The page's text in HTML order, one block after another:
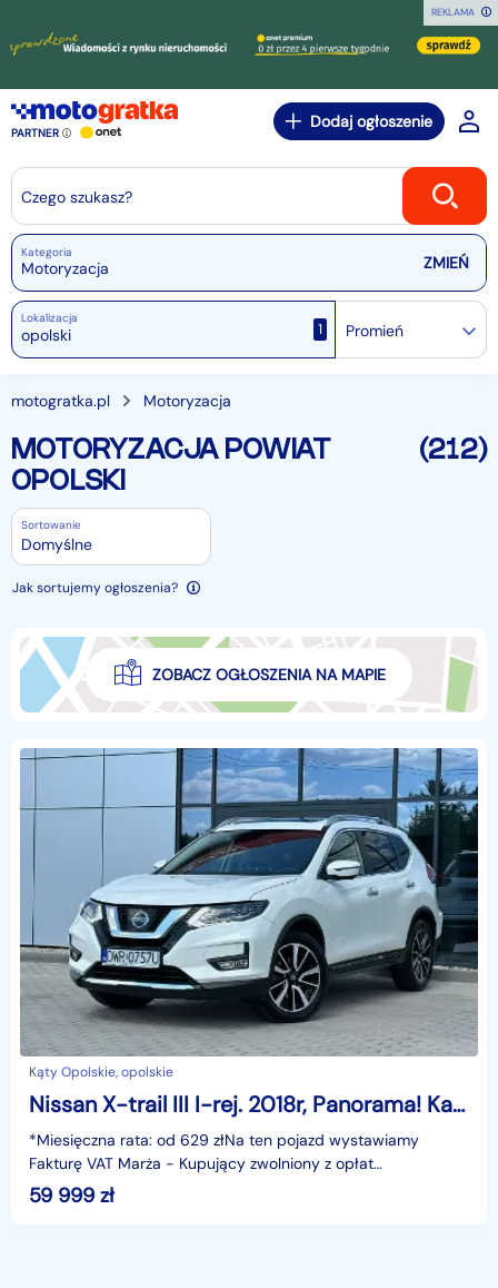
REKLAMA
PARTNER
Dodaj ogłoszenie
Czego szukasz?
Kategoria
Motoryzacja
Lokalizacja
1 Promień
motogratka.pl Motoryzacja
MOTORYZACJA POWIAT
OPOLSKI
(212)
Sortowanie
Domyślne
Jak sortujemy ogłoszenia?
ZOBACZ OGŁOSZENIA NA MAPIE
Kąty Opolskie, opolskie
Nissan X-trail III I-rej. 2018r, Panorama! Kamera 360, Navi, Skóra, Ele.Klapa, GWARANCJ
*Miesięczna rata: od 629 złNa ten pojazd wystawiamy
Fakturę VAT Marża - Kupujący zwolniony z opłat
skarbowych.Gwarancja: 6 miesięcy.Cechy
szczególne:Samochód z
59 999 zł